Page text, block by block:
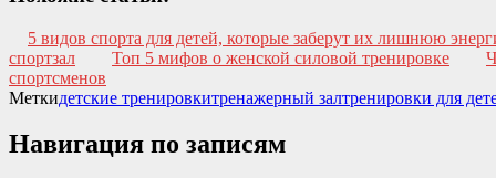
5 видов спорта для детей, которые заберут их лишнюю
спортзал
Топ 5 мифов о женской силовой тренировке
спортсменов
Меткидетские тренировкитренажерный залтренировки для
Навигация по записям